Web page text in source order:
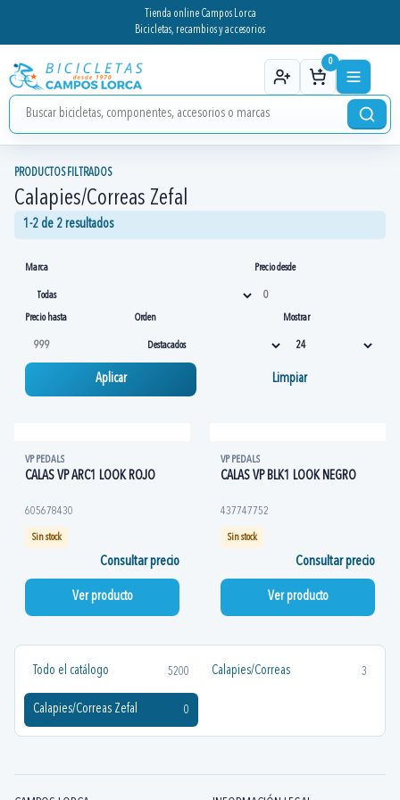
Tienda online Campos Lorca
Bicicletas, recambios y accesorios
0
Todo el catálogo 5200 Calapies/Correas 3
Calapies/Correas Zefal 0
PRODUCTOS FILTRADOS
Calapies/Correas Zefal
1-2 de 2 resultados
Marca Precio desde
Precio hasta Orden Mostrar
Aplicar Limpiar
VP PEDALS
CALAS VP ARC1 LOOK ROJO
605678430
Sin stock
Consultar precio
Ver producto
VP PEDALS
CALAS VP BLK1 LOOK NEGRO
437747752
Sin stock
Consultar precio
Ver producto